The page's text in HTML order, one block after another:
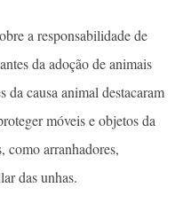
a responsabilidade de
da adoção de animais
da causa animal destacaram
móveis e objetos da
como arranhadores,
das unhas.